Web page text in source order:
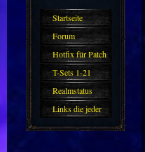
Startseite
Forum
Hotfix für Patch
11.X
T-Sets 1-21
Realmstatus
Links die jeder
kennen sollte?!